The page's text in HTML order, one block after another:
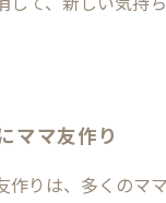
ママ友作り
作りは、多くのマ